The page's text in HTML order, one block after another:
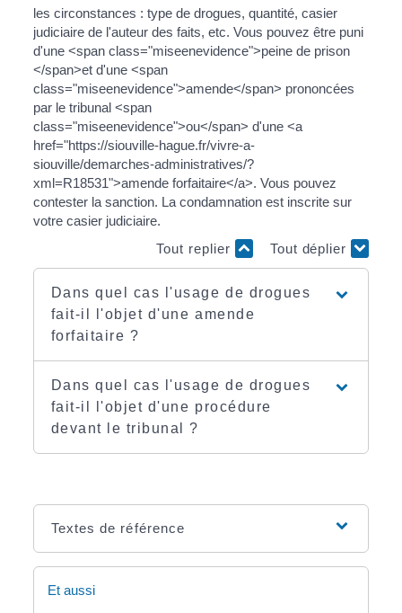
les circonstances : type de drogues, quantité, casier
judiciaire de l'auteur des faits, etc. Vous pouvez être puni
d'une <span class="miseenevidence">peine de prison
</span>et d'une <span
class="miseenevidence">amende</span> prononcées
par le tribunal <span
class="miseenevidence">ou</span> d'une <a
href="https://siouville-hague.fr/vivre-a-
siouville/demarches-administratives/?
xml=R18531">amende forfaitaire</a>. Vous pouvez
contester la sanction. La condamnation est inscrite sur
votre casier judiciaire.
Tout replier
Tout déplier
Dans quel cas l'usage de drogues
fait-il l'objet d'une amende
forfaitaire ?
Dans quel cas l'usage de drogues
fait-il l'objet d'une procédure
devant le tribunal ?
Textes de référence
Et aussi